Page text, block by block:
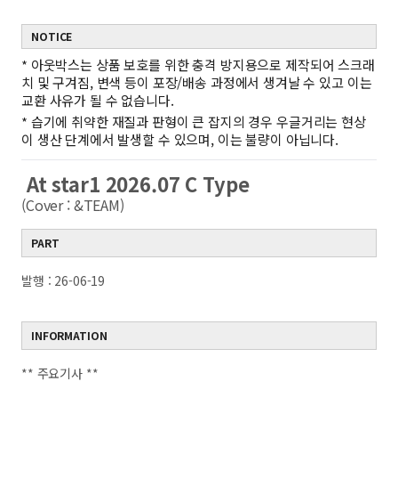
NOTICE
* 아웃박스는 상품 보호를 위한 충격 방지용으로 제작되어 스크래
치 및 구겨짐, 변색 등이 포장/배송 과정에서 생겨날 수 있고 이는
교환 사유가 될 수 없습니다.
* 습기에 취약한 재질과 판형이 큰 잡지의 경우 우글거리는 현상
이 생산 단계에서 발생할 수 있으며, 이는 불량이 아닙니다.
At star1 2026.07 C Type
(Cover : &TEAM)
PART
발행 : 26-06-19
INFORMATION
** 주요기사 **